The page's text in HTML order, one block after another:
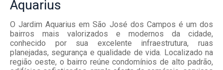
Aquarius
O Jardim Aquarius em São José dos Campos é um dos
bairros mais valorizados e modernos da cidade,
conhecido por sua excelente infraestrutura, ruas
planejadas, segurança e qualidade de vida. Localizado na
região oeste, o bairro reúne condomínios de alto padrão,